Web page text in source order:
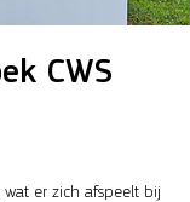
CWS
er zich afspeelt bij